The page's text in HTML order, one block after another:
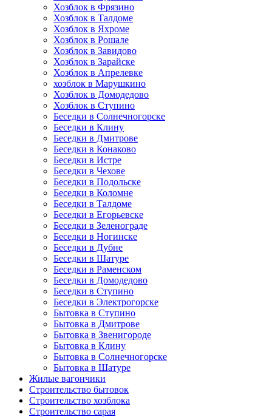
Хозблок в Фрязино
Хозблок в Талдоме
Хозблок в Яхроме
Хозблок в Рошале
Хозблок в Завидово
Хозблок в Зарайске
Хозблок в Апрелевке
хозблок в Марушкино
Хозблок в Домодедово
Хозблок в Ступино
Беседки в Солнечногорске
Беседки в Клину
Беседки в Дмитрове
Беседки в Конаково
Беседки в Истре
Беседки в Чехове
Беседки в Подольске
Беседки в Коломне
Беседки в Талдоме
Беседки в Егорьевске
Беседки в Зеленограде
Беседки в Ногинске
Беседки в Дубне
Беседки в Шатуре
Беседки в Раменском
Беседки в Домодедово
Беседки в Ступино
Беседки в Электрогорске
Бытовка в Ступино
Бытовка в Дмитрове
Бытовка в Звенигороде
Бытовка в Клину
Бытовка в Солнечногорске
Бытовка в Шатуре
Жилые вагончики
Строительство бытовок
Строительство хозблока
Строительство сарая